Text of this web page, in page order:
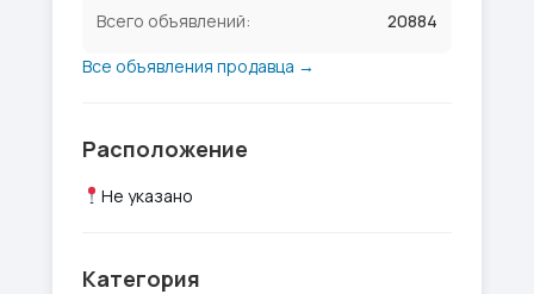
Всего объявлений:
20884
Все объявления продавца →
Расположение
Не указано
Категория